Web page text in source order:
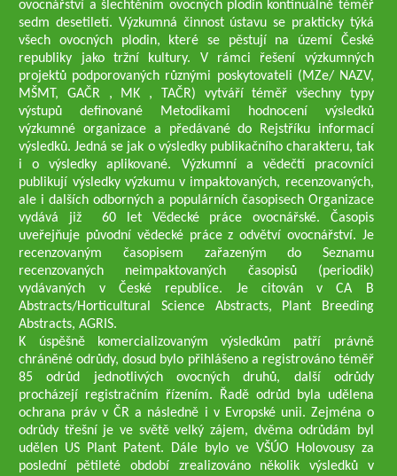
ovocnářství a šlechtěním ovocných plodin kontinuálně téměř
sedm desetiletí. Výzkumná činnost ústavu se prakticky týká
všech ovocných plodin, které se pěstují na území České
republiky jako tržní kultury. V rámci řešení výzkumných
projektů podporovaných různými poskytovateli (MZe/ NAZV,
MŠMT, GAČR , MK , TAČR) vytváří téměř všechny typy
výstupů definované Metodikami hodnocení výsledků
výzkumné organizace a předávané do Rejstříku informací
výsledků. Jedná se jak o výsledky publikačního charakteru, tak
i o výsledky aplikované. Výzkumní a vědečtí pracovníci
publikují výsledky výzkumu v impaktovaných, recenzovaných,
ale i dalších odborných a populárních časopisech Organizace
vydává již 60 let Vědecké práce ovocnářské. Časopis
uveřejňuje původní vědecké práce z odvětví ovocnářství. Je
recenzovaným časopisem zařazeným do Seznamu
recenzovaných neimpaktovaných časopisů (periodik)
vydávaných v České republice. Je citován v CA B
Abstracts/Horticultural Science Abstracts, Plant Breeding
Abstracts, AGRIS.
K úspěšně komercializovaným výsledkům patří právně
chráněné odrůdy, dosud bylo přihlášeno a registrováno téměř
85 odrůd jednotlivých ovocných druhů, další odrůdy
procházejí registračním řízením. Řadě odrůd byla udělena
ochrana práv v ČR a následně i v Evropské unii. Zejména o
odrůdy třešní je ve světě velký zájem, dvěma odrůdám byl
udělen US Plant Patent. Dále bylo ve VŠÚO Holovousy za
poslední pětileté období zrealizováno několik výsledků v